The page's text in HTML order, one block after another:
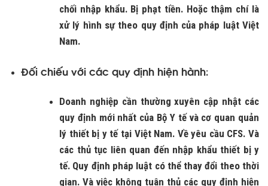
chối nhập khẩu. Bị phạt tiền. Hoặc thậm chí là
xử lý hình sự theo quy định của pháp luật Việt
Nam.
Đối chiếu với các quy định hiện hành:
Doanh nghiệp cần thường xuyên cập nhật các
quy định mới nhất của Bộ Y tế và cơ quan quản
lý thiết bị y tế tại Việt Nam. Về yêu cầu CFS. Và
các thủ tục liên quan đến nhập khẩu thiết bị y
tế. Quy định pháp luật có thể thay đổi theo thời
gian. Và việc không tuân thủ các quy định hiện